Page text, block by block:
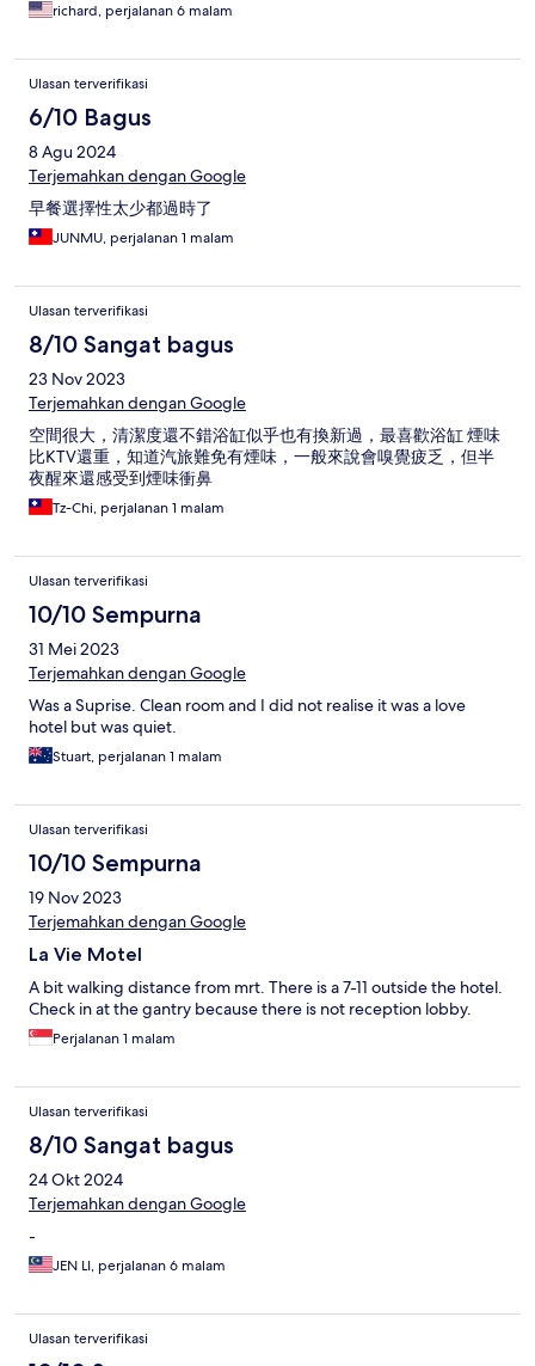
richard, perjalanan 6 malam
Ulasan terverifikasi
6/10 Bagus
8 Agu 2024
Terjemahkan dengan Google
早餐選擇性太少都過時了
JUNMU, perjalanan 1 malam
Ulasan terverifikasi
8/10 Sangat bagus
23 Nov 2023
Terjemahkan dengan Google
空間很大，清潔度還不錯浴缸似乎也有換新過，最喜歡浴缸 煙味
比KTV還重，知道汽旅難免有煙味，一般來說會嗅覺疲乏，但半
夜醒來還感受到煙味衝鼻
Tz-Chi, perjalanan 1 malam
Ulasan terverifikasi
10/10 Sempurna
31 Mei 2023
Terjemahkan dengan Google
Was a Suprise. Clean room and I did not realise it was a love
hotel but was quiet.
Stuart, perjalanan 1 malam
Ulasan terverifikasi
10/10 Sempurna
19 Nov 2023
Terjemahkan dengan Google
La Vie Motel
A bit walking distance from mrt. There is a 7-11 outside the hotel.
Check in at the gantry because there is not reception lobby.
Perjalanan 1 malam
Ulasan terverifikasi
8/10 Sangat bagus
24 Okt 2024
Terjemahkan dengan Google
-
JEN LI, perjalanan 6 malam
Ulasan terverifikasi